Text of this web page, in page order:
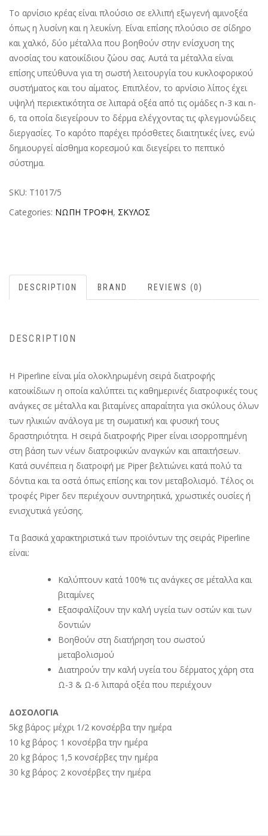
Το αρνίσιο κρέας είναι πλούσιο σε ελλιπή εξωγενή αμινοξέα
όπως η λυσίνη και η λευκίνη. Είναι επίσης πλούσιο σε σίδηρο
και χαλκό, δύο μέταλλα που βοηθούν στην ενίσχυση της
ανοσίας του κατοικίδιου ζώου σας. Αυτά τα μέταλλα είναι
επίσης υπεύθυνα για τη σωστή λειτουργία του κυκλοφορικού
συστήματος και του αίματος. Επιπλέον, το αρνίσιο λίπος έχει
υψηλή περιεκτικότητα σε λιπαρά οξέα από τις ομάδες n-3 και n-
6, τα οποία διεγείρουν το δέρμα ελέγχοντας τις φλεγμονώδεις
διεργασίες. Το καρότο παρέχει πρόσθετες διαιτητικές ίνες, ενώ
δημιουργεί αίσθημα κορεσμού και διεγείρει το πεπτικό
σύστημα.
SKU: T1017/5
Categories: ΝΩΠΗ ΤΡΟΦΗ, ΣΚΥΛΟΣ
DESCRIPTION BRAND REVIEWS (0)
DESCRIPTION
Η Piperline είναι μία ολοκληρωμένη σειρά διατροφής
κατοικίδιων η οποία καλύπτει τις καθημερινές διατροφικές τους
ανάγκες σε μέταλλα και βιταμίνες απαραίτητα για σκύλους όλων
των ηλικιών ανάλογα με τη σωματική και φυσική τους
δραστηριότητα. Η σειρά διατροφής Piper είναι ισορροπημένη
στη βάση των νέων διατροφικών αναγκών και απαιτήσεων.
Κατά συνέπεια η διατροφή με Piper βελτιώνει κατά πολύ τα
δόντια και τα οστά όπως επίσης και τον μεταβολισμό. Τέλος οι
τροφές Piper δεν περιέχουν συντηρητικά, χρωστικές ουσίες ή
ενισχυτικά γεύσης.
Τα βασικά χαρακτηριστικά των προϊόντων της σειράς Piperline
είναι:
Καλύπτουν κατά 100% τις ανάγκες σε μέταλλα και
βιταμίνες
Εξασφαλίζουν την καλή υγεία των οστών και των
δοντιών
Βοηθούν στη διατήρηση του σωστού
μεταβολισμού
Διατηρούν την καλή υγεία του δέρματος χάρη στα
Ω-3 & Ω-6 λιπαρά οξέα που περιέχουν
ΔΟΣΟΛΟΓΙΑ
5kg βάρος: μέχρι 1/2 κονσέρβα την ημέρα
10 kg βάρος: 1 κονσέρβα την ημέρα
20 kg βάρος: 1,5 κονσέρβες την ημέρα
30 kg βάρος: 2 κονσέρβες την ημέρα